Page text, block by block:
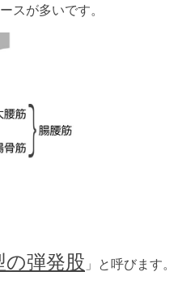
スが多いです。
の弾発股 」と呼びます。